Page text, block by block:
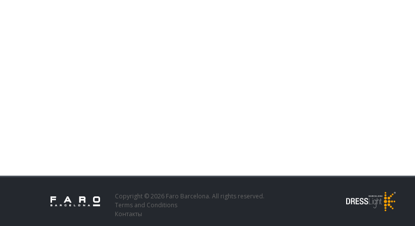
Copyright © 2026 Faro Barcelona. All rights reserved.
Terms and Conditions
Контакты